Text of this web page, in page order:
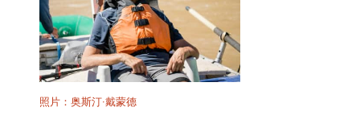
照片：奥斯汀·戴蒙德